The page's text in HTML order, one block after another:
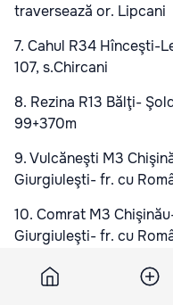
traversează or. Lipcani
7. Cahul R34 Hînceşti-
107, s.Chircani
8. Rezina R13 Bălţi-
99+370m
9. Vulcăneşti M3
Giurgiuleşti- fr. cu
10. Comrat M3
Giurgiuleşti- fr. cu
Anul trecut numai in
pe marcajul care le